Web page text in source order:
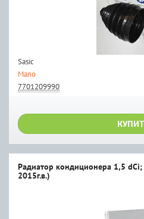
Sasic
Мало
7701209990
Радиатор кондиционера 1,5
2015г.в.)